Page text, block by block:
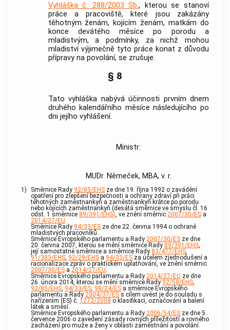
Vyhláška č. 288/2003 Sb., kterou se stanoví
práce a pracoviště, které jsou zakázány
těhotným ženám, kojícím ženám, matkám do
konce devátého měsíce po porodu a
mladistvým, a podmínky, za nichž mohou
mladiství výjimečně tyto práce konat z důvodu
přípravy na povolání, se zrušuje.
§ 8
Tato vyhláška nabývá účinnosti prvním dnem
druhého kalendářního měsíce následujícího po
dni jejího vyhlášení.
Ministr:
MUDr. Němeček, MBA, v. r.
1) Směrnice Rady 92/85/EHS ze dne 19. října 1992 o zavádění
opatření pro zlepšení bezpečnosti a ochrany zdraví při práci
těhotných zaměstnankyň a zaměstnankyň krátce po porodu
nebo kojících zaměstnankyň (desátá směrnice ve smyslu čl. 16
odst. 1 směrnice 89/391/EHS), ve znění směrnic 2007/30/ES a
2014/27/EU.
Směrnice Rady 94/33/ES ze dne 22. června 1994 o ochraně
mladistvých pracovníků.
Směrnice Evropského parlamentu a Rady 2007/30/ES ze dne
20. června 2007, kterou se mění směrnice Rady 89/391/EHS,
její samostatné směrnice a směrnice Rady 83/477/EHS,
91/383/EHS, 92/29/EHS a 94/33/ES za účelem zjednodušení a
racionalizace zpráv o praktickém uplatňování, ve znění směrnic
2007/30/ES a 2014/27/EU.
Směrnice Evropského parlamentu a Rady 2014/27/EU ze dne
26. února 2014, kterou se mění směrnice Rady 92/58/EHS,
92/85/EHS, 94/33/ES, 98/24/ES a směrnice Evropského
parlamentu a Rady 2004/37/ES s cílem uvést je do souladu s
nařízením (ES) č. 1272/2008 o klasifikaci, označování a balení
látek a směsí.
Směrnice Evropského parlamentu a Rady 2006/54/ES ze dne 5.
července 2006 o zavedení zásady rovných příležitostí a rovného
zacházení pro muže a ženy v oblasti zaměstnání a povolání.